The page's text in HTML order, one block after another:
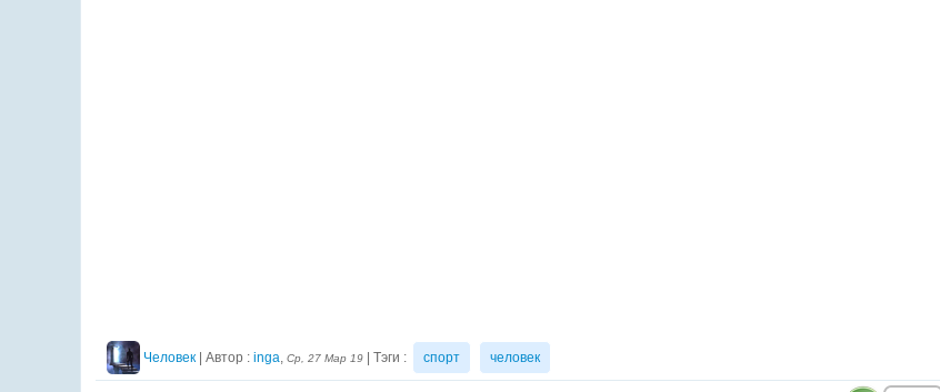
Человек | Автор : inga, Ср, 27 Мар 19 | Тэги : спорт человек